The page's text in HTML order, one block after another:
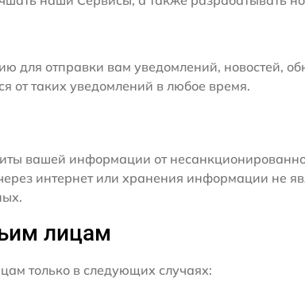
отправки вам уведомлений, новостей,
от таких уведомлений в любое время.
вашей информации от
интернет или хранения информации не
лицам
только в следующих случаях: